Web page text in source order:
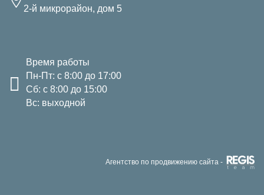
2-й микрорайон, дом 5
Время работы
Пн-Пт: с 8:00 до 17:00
Сб: с 8:00 до 15:00
Вс: выходной
Агентство по продвижению сайта -